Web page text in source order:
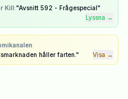
Kill:"Avsnitt 592 - Frågespecial"
Lyssna →
:
håller farten. " Visa →